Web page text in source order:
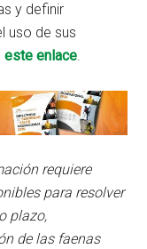
y definir
uso de sus
este enlace.
requiere
para resolver
plazo,
de las faenas